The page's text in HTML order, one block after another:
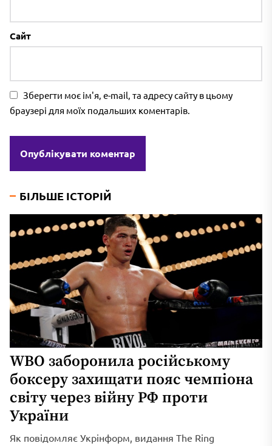
Сайт
Зберегти моє ім'я, e-mail, та адресу сайту в цьому
браузері для моїх подальших коментарів.
БІЛЬШЕ ІСТОРІЙ
WBO заборонила російському
боксеру захищати пояс чемпіона
світу через війну РФ проти
України
Як повідомляє Укрінформ, видання The Ring